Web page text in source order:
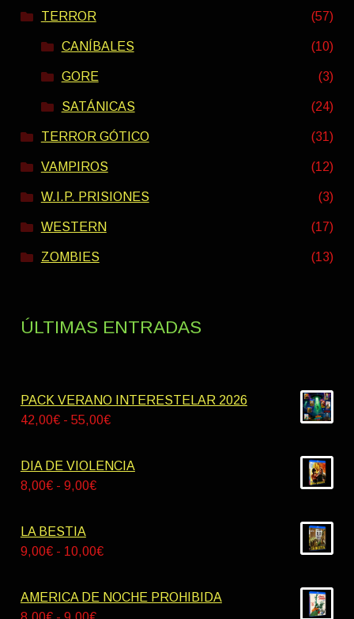
TERROR (57)
CANÍBALES (10)
GORE (3)
SATÁNICAS (24)
TERROR GÓTICO (31)
VAMPIROS (12)
W.I.P. PRISIONES (3)
WESTERN (17)
ZOMBIES (13)
ÚLTIMAS ENTRADAS
PACK VERANO INTERESTELAR 2026
42,00€ - 55,00€Rango
precios:
DIA DE VIOLENCIA
8,00€ - 9,00€Rango
desde
9,00€
LA BESTIA
9,00€ - 10,00€Rango
precios:
AMERICA DE NOCHE PROHIBIDA